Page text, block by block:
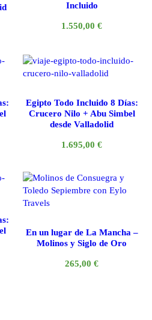
Incluido
1.550,00€
Egipto Todo Incluido 8 Días:
Crucero Nilo + Abu Simbel
desde Valladolid
1.695,00€
En un lugar de La Mancha –
Molinos y Siglo de Oro
265,00€